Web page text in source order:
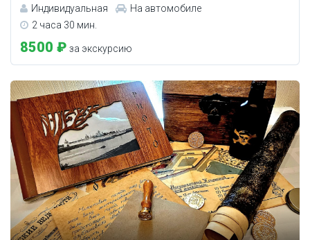
Индивидуальная
На автомобиле
2 часа 30 мин.
8500 ₽ за экскурсию